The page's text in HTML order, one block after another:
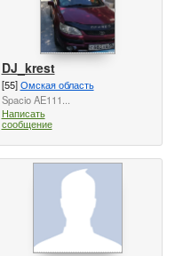
DJ_krest
[55]Омская область
Spacio AE111...
Написать
сообщение